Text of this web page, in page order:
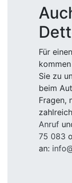
Für einen
Sie zu
beim
Fragen,
Anruf
75 083
an: